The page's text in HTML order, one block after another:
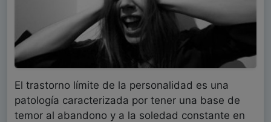
El trastorno límite de la personalidad es una
patología caracterizada por tener una base de
temor al abandono y a la soledad constante en